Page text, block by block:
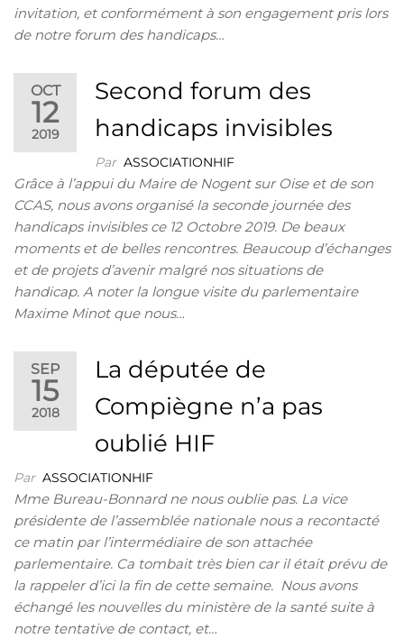
invitation, et conformément à son engagement pris lors
de notre forum des handicaps…
OCT
12
2019
Second forum des
handicaps invisibles
Par ASSOCIATIONHIF
Grâce à l’appui du Maire de Nogent sur Oise et de son
CCAS, nous avons organisé la seconde journée des
handicaps invisibles ce 12 Octobre 2019. De beaux
moments et de belles rencontres. Beaucoup d’échanges
et de projets d’avenir malgré nos situations de
handicap. A noter la longue visite du parlementaire
Maxime Minot que nous…
SEP
15
2018
La députée de
Compiègne n’a pas
oublié HIF
Par ASSOCIATIONHIF
Mme Bureau-Bonnard ne nous oublie pas. La vice
présidente de l’assemblée nationale nous a recontacté
ce matin par l’intermédiaire de son attachée
parlementaire. Ca tombait très bien car il était prévu de
la rappeler d’ici la fin de cette semaine. Nous avons
échangé les nouvelles du ministère de la santé suite à
notre tentative de contact, et…